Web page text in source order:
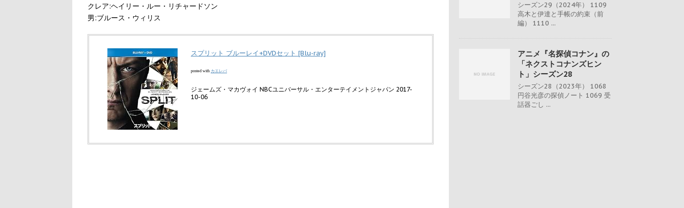
クレア:ヘイリー・ルー・リチャードソン
男:ブルース・ウィリス
スプリット ブルーレイ+DVDセット [Blu-ray]
posted with カエレバ
ジェームズ・マカヴォイ NBCユニバーサル・エンターテイメントジャパン 2017-
10-06
シーズン29（2024年） 1109
高木と伊達と手帳の約束（前
編） 1110 ...
アニメ『名探偵コナン』の
「ネクストコナンズヒン
ト」シーズン28
シーズン28（2023年） 1068
円谷光彦の探偵ノート 1069 受
話器ごし ...